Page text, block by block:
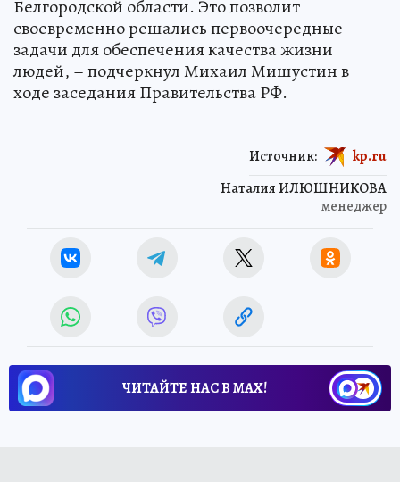
Белгородской области. Это позволит
своевременно решались первоочередные
задачи для обеспечения качества жизни
людей, – подчеркнул Михаил Мишустин в
ходе заседания Правительства РФ.
Наталия ИЛЮШНИКОВА
менеджер
Источник: kp.ru
ЧИТАЙТЕ НАС В МАХ!